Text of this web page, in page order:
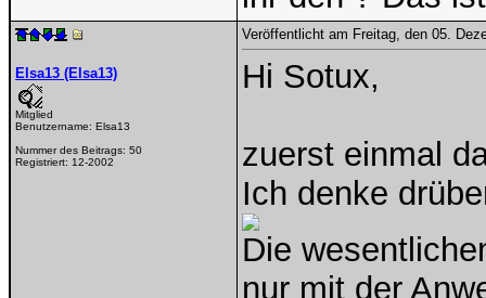
Elsa13 (Elsa13)
Mitglied
Benutzername: Elsa13
Nummer des Beitrags: 50
Registriert: 12-2002
Veröffentlicht am Freitag, den 05.
Hi Sotux,
zuerst einmal
Ich denke
Die
nur mit der